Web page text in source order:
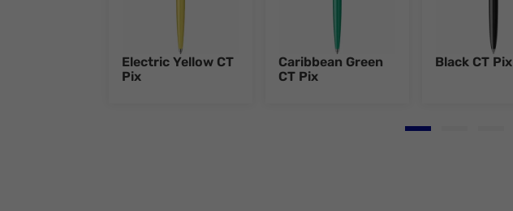
Electric Yellow CT
Pix
Caribbean Green
CT Pix
Black CT Pix
Go to slide 1